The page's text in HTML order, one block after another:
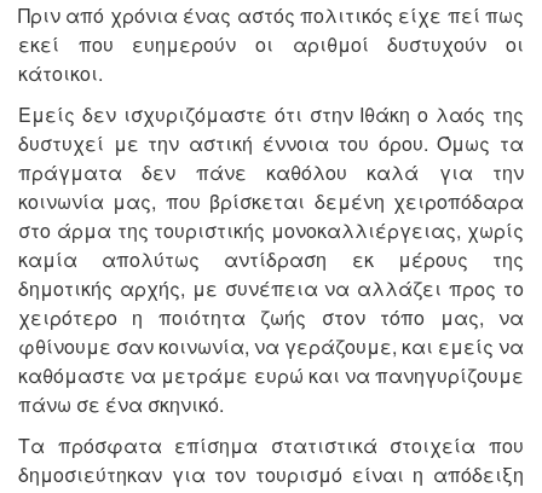
Πριν από χρόνια ένας αστός πολιτικός είχε πεί πως
εκεί που ευημερούν οι αριθμοί δυστυχούν οι
κάτοικοι.
Εμείς δεν ισχυριζόμαστε ότι στην Ιθάκη ο λαός της
δυστυχεί με την αστική έννοια του όρου. Όμως τα
πράγματα δεν πάνε καθόλου καλά για την
κοινωνία μας, που βρίσκεται δεμένη χειροπόδαρα
στο άρμα της τουριστικής μονοκαλλιέργειας, χωρίς
καμία απολύτως αντίδραση εκ μέρους της
δημοτικής αρχής, με συνέπεια να αλλάζει προς το
χειρότερο η ποιότητα ζωής στον τόπο μας, να
φθίνουμε σαν κοινωνία, να γεράζουμε, και εμείς να
καθόμαστε να μετράμε ευρώ και να πανηγυρίζουμε
πάνω σε ένα σκηνικό.
Τα πρόσφατα επίσημα στατιστικά στοιχεία που
δημοσιεύτηκαν για τον τουρισμό είναι η απόδειξη